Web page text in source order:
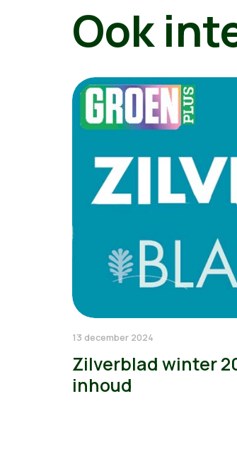
Ook
13 december 2024
Zilverblad winter
inhoud